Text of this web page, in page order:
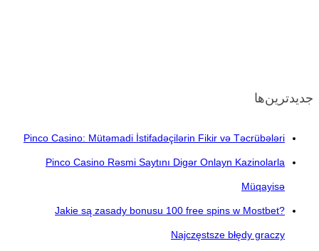
جدیدترین‌ها
Pinco Casino: Mütəmadi İstifadəçilərin Fikir və Təcrübələri
Pinco Casino Rəsmi Saytını Digər Onlayn Kazinolarla
Müqayisə
Jakie są zasady bonusu 100 free spins w Mostbet?
Najczęstsze błędy graczy